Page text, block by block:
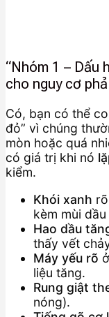
“Nhóm 1 – Dấu
cho nguy cơ
Có, bạn có thể
đỏ” vì chúng
mòn hoặc quá
có giá trị khi nó
kiểm.
Khói xanh
kèm mùi
Hao dầu
thấy vết
Máy yếu rõ
liệu tăng.
Rung giật
nóng).